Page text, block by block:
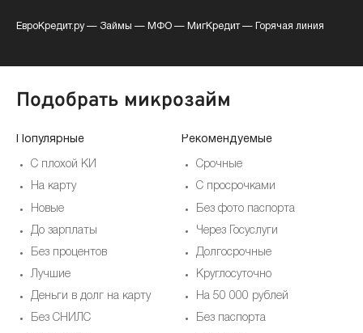
ЕвроКредит.ру— Займы — МФО — МигКредит— Горячая линия
Подобрать микрозайм
Популярные
С плохой КИ
На карту
Новые
До зарплаты
Без процентов
Лучшие
Деньги в долг на карту
Без СНИЛС
Рекомендуемые
Срочные
С просрочками
Без фото паспорта
Через Госуслуги
Долгосрочные
Круглосуточно
На 50 000 рублей
Без паспорта